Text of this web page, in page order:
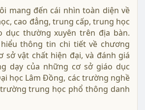
mang đến cái nhìn toàn diện về
cao đẳng, trung cấp, trung học
dục thường xuyên trên địa bàn.
thông tin chi tiết về chương
sở vật chất hiện đại, và đánh giá
dạy của những cơ sở giáo dục
học Lâm Đồng, các trường nghề
trung học phổ thông danh